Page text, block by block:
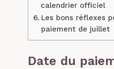
calendrier officiel
Les bons réflexes
paiement de juillet
Date du